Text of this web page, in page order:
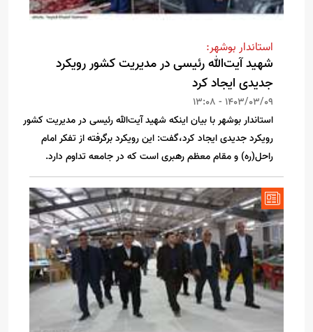
استاندار بوشهر:
شهید آیت‌الله رئیسی در مدیریت کشور رویکرد
جدیدی ایجاد کرد
1403/03/09 - 13:08
استاندار بوشهر با بیان اینکه شهید آیت‌الله رئیسی در مدیریت کشور
رویکرد جدیدی ایجاد کرد،گفت: این رویکرد برگرفته از تفکر امام
راحل(ره) و مقام معظم رهبری است که در جامعه تداوم دارد.